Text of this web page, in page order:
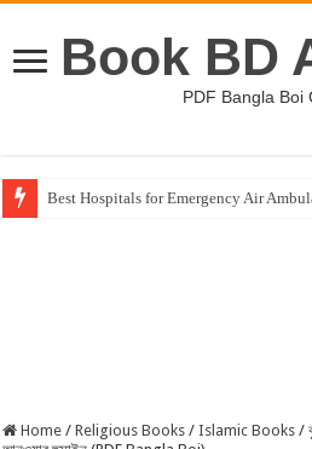
Book BD
PDF Bangla Boi
Best Hospitals for Emergency Air
Home / Religious Books / Islamic Books /